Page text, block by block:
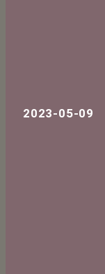
2023-05-09